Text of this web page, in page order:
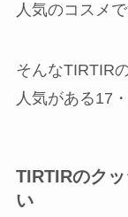
人気のコスメで
そんなTIRTIR
人気がある17
TIRTIRのク
い